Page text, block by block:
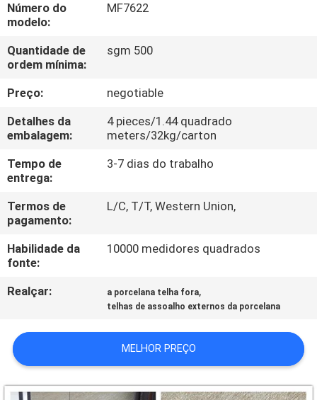
À
FÁBRICA
CONTROLE
DE
QUALIDADE
CONTACTE-
NOS
SOLICITE UM
ORÇAMENTO
DO
SITE
Número do
modelo:
MF7622
Quantidade de
ordem mínima:
sgm 500
Preço:
negotiable
Detalhes da
embalagem:
4 pieces/1.44 quadrado
meters/32kg/carton
Tempo de
entrega:
3-7 dias do trabalho
Termos de
pagamento:
L/C, T/T, Western Union,
Habilidade da
fonte:
10000 medidores quadrados
Realçar: a porcelana telha fora,
telhas de assoalho externos da porcelana
MELHOR PREÇO